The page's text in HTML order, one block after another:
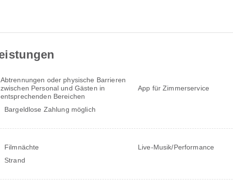
Abtrennungen oder physische Barrieren
zwischen Personal und Gästen in
entsprechenden Bereichen
App für Zimmerservice
Bargeldlose Zahlung möglich
Filmnächte Live-Musik/Performance
Strand